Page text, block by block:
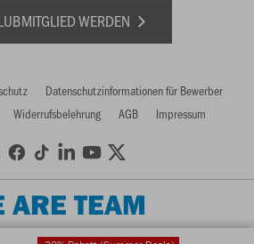
WERDEN
Datenschutzinformationen für Bewerber
Widerrufsbelehrung AGB Impressum
ARE TEAM